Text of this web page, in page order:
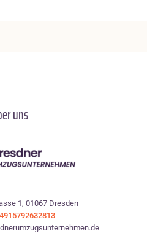
uns
1, 01067 Dresden